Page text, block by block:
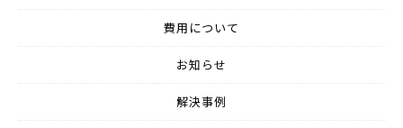
費用について
お知らせ
解決事例